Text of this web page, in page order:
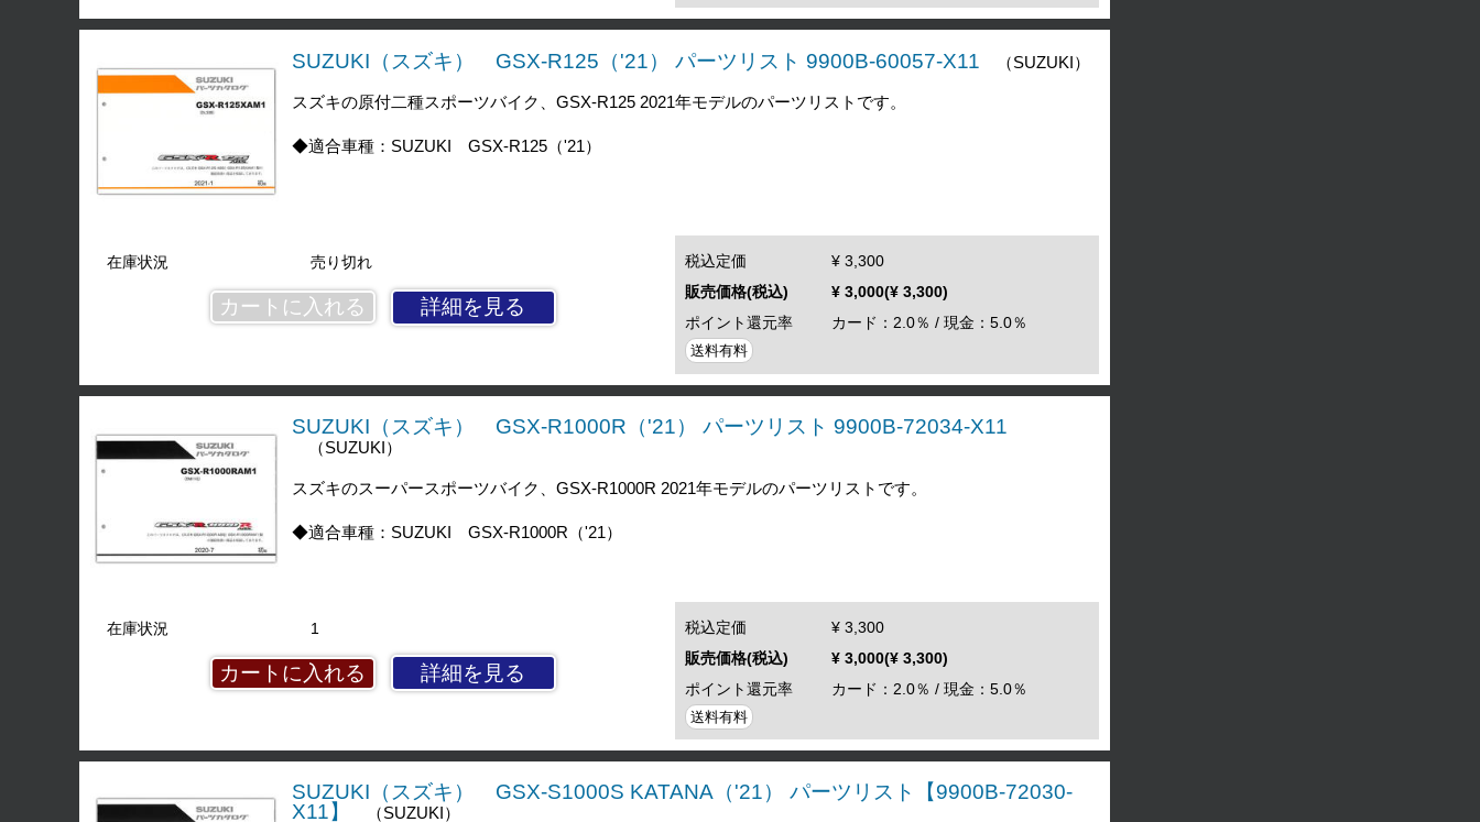
SUZUKI（スズキ） GSX-R125（'21） パーツリスト 9900B-60057-X11 （SUZUKI）
スズキの原付二種スポーツバイク、GSX-R125 2021年モデルのパーツリストです。
◆適合車種：SUZUKI GSX-R125（'21）
在庫状況 売り切れ
詳細を見る
税込定価
¥ 3,300
販売価格(税込)
¥ 3,000(¥ 3,300)
ポイント還元率
カード：2.0％ / 現金：5.0％
送料有料
SUZUKI（スズキ） GSX-R1000R（'21） パーツリスト 9900B-72034-X11
（SUZUKI）
スズキのスーパースポーツバイク、GSX-R1000R 2021年モデルのパーツリストです。
◆適合車種：SUZUKI GSX-R1000R（'21）
在庫状況 1
詳細を見る
税込定価
¥ 3,300
販売価格(税込)
¥ 3,000(¥ 3,300)
ポイント還元率
カード：2.0％ / 現金：5.0％
送料有料
SUZUKI（スズキ） GSX-S1000S KATANA（'21） パーツリスト【9900B-72030-
X11】
（SUZUKI）